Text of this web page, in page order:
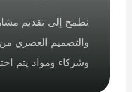
نطمح إلى تقديم
والتصميم العصري
وشركاء ومواد يتم